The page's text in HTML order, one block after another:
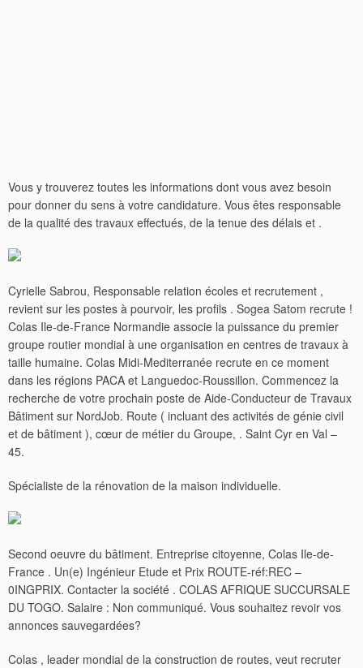
Vous y trouverez toutes les informations dont vous avez besoin
pour donner du sens à votre candidature. Vous êtes responsable
de la qualité des travaux effectués, de la tenue des délais et .
Cyrielle Sabrou, Responsable relation écoles et recrutement ,
revient sur les postes à pourvoir, les profils . Sogea Satom recrute !
Colas Ile-de-France Normandie associe la puissance du premier
groupe routier mondial à une organisation en centres de travaux à
taille humaine. Colas Midi-Mediterranée recrute en ce moment
dans les régions PACA et Languedoc-Roussillon. Commencez la
recherche de votre prochain poste de Aide-Conducteur de Travaux
Bâtiment sur NordJob. Route ( incluant des activités de génie civil
et de bâtiment ), cœur de métier du Groupe, . Saint Cyr en Val –
45.
Spécialiste de la rénovation de la maison individuelle.
Second oeuvre du bâtiment. Entreprise citoyenne, Colas Ile-de-
France . Un(e) Ingénieur Etude et Prix ROUTE-réf:REC –
0INGPRIX. Contacter la société . COLAS AFRIQUE SUCCURSALE
DU TOGO. Salaire : Non communiqué. Vous souhaitez revoir vos
annonces sauvegardées?
Colas , leader mondial de la construction de routes, veut recruter